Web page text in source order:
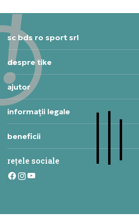
sc bds ro sport srl
despre tike
ajutor
informații legale
beneficii
rețele sociale